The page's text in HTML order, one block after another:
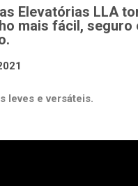
Elevatórias LLA
mais fácil, seguro
leves e versáteis.